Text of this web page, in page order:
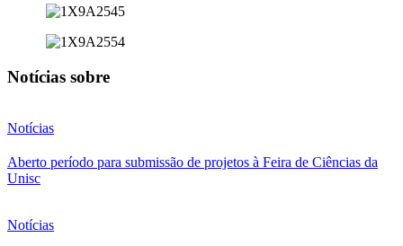
Notícias sobre
Notícias
Aberto período para submissão de projetos à Feira de Ciências da
Unisc
Notícias